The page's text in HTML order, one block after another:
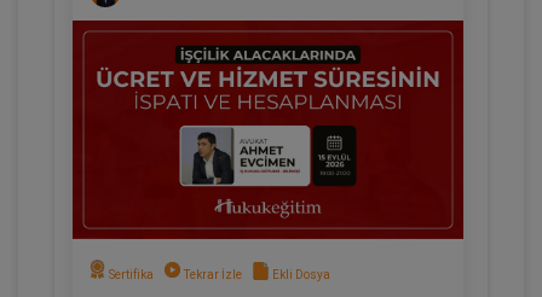
Sertifika Tekrar İzle Ekli Dosya